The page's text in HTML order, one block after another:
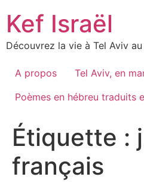
content
Kef Israël
Découvrez la vie à Tel Aviv
A propos
Tel Aviv, en
Poèmes en hébreu traduits
Étiquette :
français